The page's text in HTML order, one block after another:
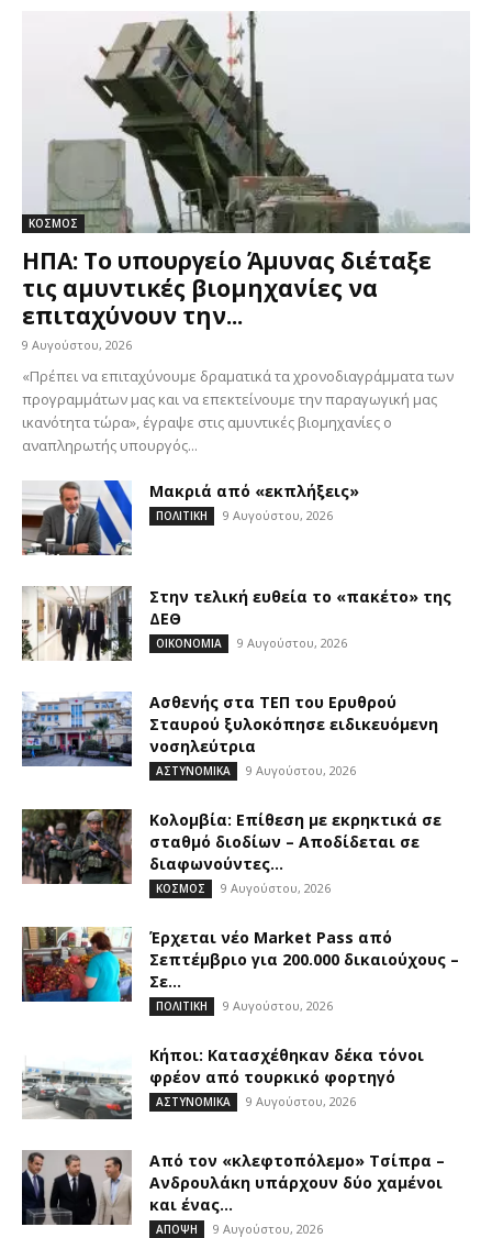
ΚΟΣΜΟΣ
ΗΠΑ: Το υπουργείο Άμυνας διέταξε
τις αμυντικές βιομηχανίες να
επιταχύνουν την...
9 Αυγούστου, 2026
«Πρέπει να επιταχύνουμε δραματικά τα χρονοδιαγράμματα των
προγραμμάτων μας και να επεκτείνουμε την παραγωγική μας
ικανότητα τώρα», έγραψε στις αμυντικές βιομηχανίες ο
αναπληρωτής υπουργός...
Μακριά από «εκπλήξεις»
ΠΟΛΙΤΙΚΗ 9 Αυγούστου, 2026
Στην τελική ευθεία το «πακέτο» της
ΔΕΘ
ΟΙΚΟΝΟΜΙΑ 9 Αυγούστου, 2026
Ασθενής στα ΤΕΠ του Ερυθρού
Σταυρού ξυλοκόπησε ειδικευόμενη
νοσηλεύτρια
ΑΣΤΥΝΟΜΙΚΑ 9 Αυγούστου, 2026
Κολομβία: Επίθεση με εκρηκτικά σε
σταθμό διοδίων – Αποδίδεται σε
διαφωνούντες...
ΚΟΣΜΟΣ 9 Αυγούστου, 2026
Έρχεται νέο Market Pass από
Σεπτέμβριο για 200.000 δικαιούχους –
Σε...
ΠΟΛΙΤΙΚΗ 9 Αυγούστου, 2026
Κήποι: Κατασχέθηκαν δέκα τόνοι
φρέον από τουρκικό φορτηγό
ΑΣΤΥΝΟΜΙΚΑ 9 Αυγούστου, 2026
Από τον «κλεφτοπόλεμο» Τσίπρα –
Ανδρουλάκη υπάρχουν δύο χαμένοι
και ένας...
ΑΠΟΨΗ 9 Αυγούστου, 2026